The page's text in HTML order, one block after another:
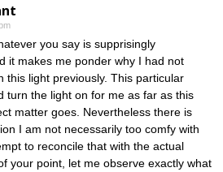
you say is supprisingly
it makes me ponder why I had not
this light previously. This particular
turn the light on for me as far as this
matter goes. Nevertheless there is
I am not necessarily too comfy with
to reconcile that with the actual
your point, let me observe exactly what